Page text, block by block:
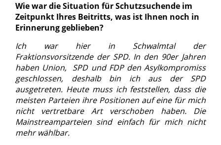
Wie war die Situation für Schutzsuchende im
Zeitpunkt Ihres Beitritts, was ist Ihnen noch in
Erinnerung geblieben?
Ich war hier in Schwalmtal der
Fraktionsvorsitzende der SPD. In den 90er Jahren
haben Union, SPD und FDP den Asylkompromiss
geschlossen, deshalb bin ich aus der SPD
ausgetreten. Heute muss ich feststellen, dass die
meisten Parteien ihre Positionen auf eine für mich
nicht vertretbare Art verschoben haben. Die
Mainstreamparteien sind einfach für mich nicht
mehr wählbar.